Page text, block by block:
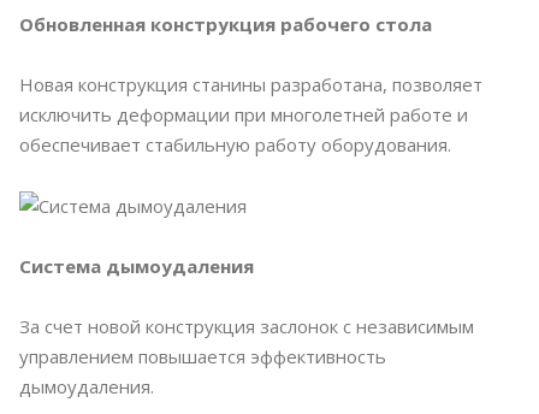
Обновленная конструкция рабочего стола
Новая конструкция станины разработана, позволяет
исключить деформации при многолетней работе и
обеспечивает стабильную работу оборудования.
Система дымоудаления
За счет новой конструкция заслонок с независимым
управлением повышается эффективность
дымоудаления.